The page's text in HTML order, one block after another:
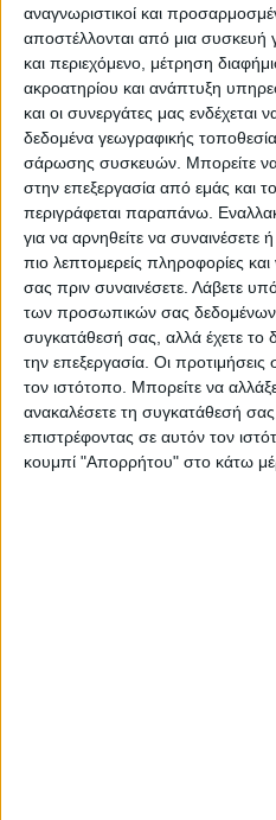
αναγνωριστικοί και
αποστέλλονται από μια συσκευή
και περιεχόμενο, μέτρηση
ακροατηρίου και ανάπτυξη
και οι συνεργάτες μας ενδέχεται
δεδομένα γεωγραφικής
σάρωσης συσκευών. Μπορείτε να
στην επεξεργασία από εμάς και
περιγράφεται παραπάνω.
για να αρνηθείτε να
πιο λεπτομερείς πληροφορίες και
σας πριν συναινέσετε. Λάβετε
των προσωπικών σας δεδομένων
συγκατάθεσή σας, αλλά έχετε το
την επεξεργασία. Οι
τον ιστότοπο. Μπορείτε να
ανακαλέσετε τη συγκατάθεσή
επιστρέφοντας σε αυτόν τον
κουμπί "Απορρήτου" στο κάτω
μονάδα υψηλής
διαφορετικές όπως μας
σήμερα-, η οποία
σκιάζει συγκεκριμένα
zone dimming το
μην ενοχλείται ο οδηγός,
σε τουλάχιστον δύο μέρη.
Mercedes ,
MBUX